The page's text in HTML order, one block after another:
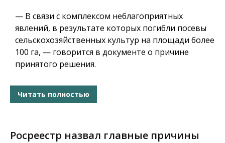
— В связи с комплексом неблагоприятных
явлений, в результате которых погибли посевы
сельскохозяйственных культур на площади более
100 га, — говорится в документе о причине
принятого решения.
Читать полностью
Росреестр назвал главные причины